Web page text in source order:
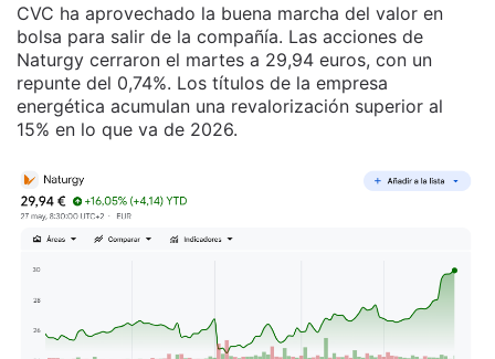
CVC ha aprovechado la buena marcha del valor en
bolsa para salir de la compañía. Las acciones de
Naturgy cerraron el martes a 29,94 euros, con un
repunte del 0,74%. Los títulos de la empresa
energética acumulan una revalorización superior al
15% en lo que va de 2026.